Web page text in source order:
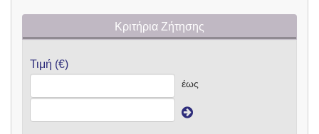
Κριτήρια Ζήτησης
Τιμή (€)
έως